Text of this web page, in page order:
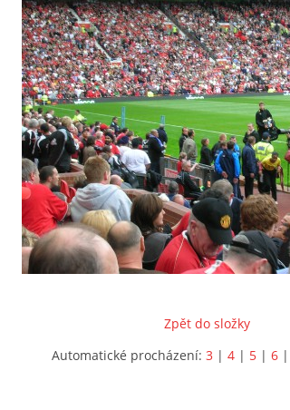
Zpět do složky
Automatické procházení: 3 | 4 | 5 | 6 |